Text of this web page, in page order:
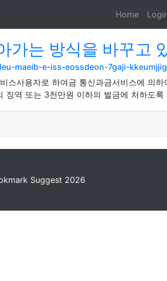
Home
가는 방식을 바꾸고
maeib-e-iss-eossdeon-7gaji-
스사용자로 하여금 통신과금서비스에 의
징역 또는 3천만원 이하의 벌금에 처하도
Suggest 2026